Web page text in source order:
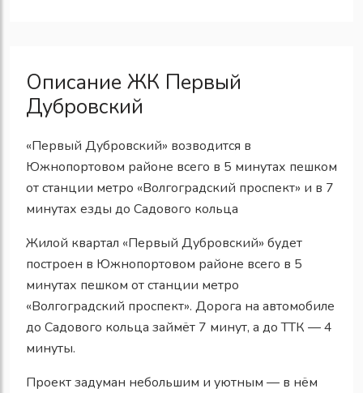
Описание ЖК Первый
Дубровский
«Первый Дубровский» возводится в
Южнопортовом районе всего в 5 минутах пешком
от станции метро «Волгоградский проспект» и в 7
минутах езды до Садового кольца
Жилой квартал «Первый Дубровский» будет
построен в Южнопортовом районе всего в 5
минутах пешком от станции метро
«Волгоградский проспект». Дорога на автомобиле
до Садового кольца займёт 7 минут, а до ТТК — 4
минуты.
Проект задуман небольшим и уютным — в нём